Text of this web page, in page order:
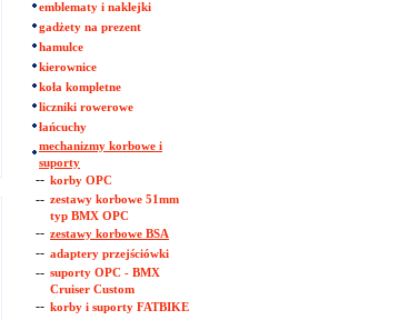
emblematy i naklejki
gadżety na prezent
hamulce
kierownice
koła kompletne
liczniki rowerowe
łańcuchy
mechanizmy korbowe i
suporty
-- korby OPC
-- zestawy korbowe 51mm
typ BMX OPC
-- zestawy korbowe BSA
-- adaptery przejściówki
-- suporty OPC - BMX
Cruiser Custom
-- korby i suporty FATBIKE